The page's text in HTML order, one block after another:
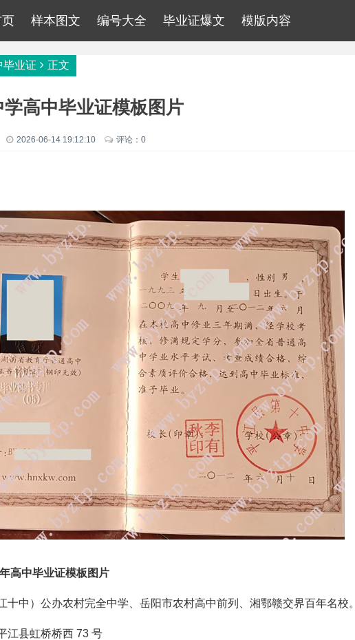
样本图文 编号大全 毕业证爆文 模版内容
毕业证 正文
高中毕业证模板图片
2026-06-14 19:12:10 评论：0
高中毕业证模板图片
十中）公办农村完全中学、岳阳市农村高中前列、湘鄂赣交界百年名校。
江县虹桥桥西 73 号